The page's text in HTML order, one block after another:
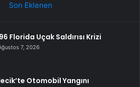
Son Eklenen
Florida Uçak Saldırısı Krizi
7, 2026
Otomobil Yangını